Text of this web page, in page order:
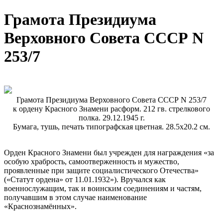
Грамота Президиума
Верховного Совета СССР N
253/7
Грамота Президиума Верховного Совета СССР N 253/7
к ордену Красного Знамени расформ. 212 гв. стрелкового
полка. 29.12.1945 г.
Бумага, тушь, печать типографская цветная. 28.5х20.2 см.
Орден Красного Знамени был учрежден для награждения «за
особую храбрость, самоотверженность и мужество,
проявленные при защите социалистического Отечества»
(«Статут ордена» от 11.01.1932»). Вручался как
военнослужащим, так и воинским соединениям и частям,
получавшим в этом случае наименование
«Краснознамённых».